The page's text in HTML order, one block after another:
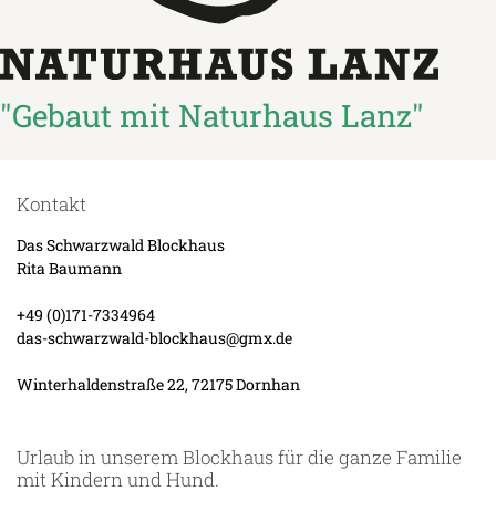
"Gebaut mit Naturhaus Lanz"
Kontakt
Das Schwarzwald Blockhaus
Rita Baumann
+49 (0)171-7334964
das-schwarzwald-blockhaus@gmx.de
Winterhaldenstraße 22, 72175 Dornhan
Urlaub in unserem Blockhaus für die ganze Familie
mit Kindern und Hund.